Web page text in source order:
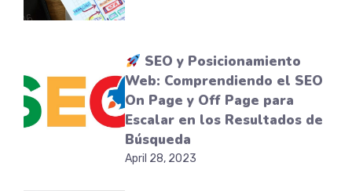
SEO y Posicionamiento
Web: Comprendiendo el SEO
On Page y Off Page para
Escalar en los Resultados de
Búsqueda
April 28, 2023